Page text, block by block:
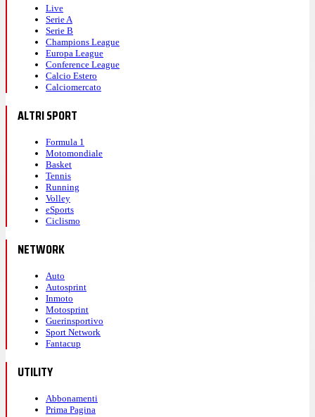
Live
Serie A
Serie B
Champions League
Europa League
Conference League
Calcio Estero
Calciomercato
ALTRI SPORT
Formula 1
Motomondiale
Basket
Tennis
Running
Volley
eSports
Ciclismo
NETWORK
Auto
Autosprint
Inmoto
Motosprint
Guerinsportivo
Sport Network
Fantacup
UTILITY
Abbonamenti
Prima Pagina